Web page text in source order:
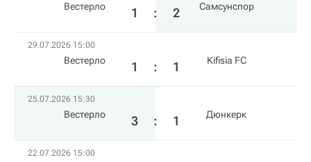
Вестерло 1 : 2 Самсунспор
29.07.2026 15:00
Вестерло 1 : 1 Kifisia FC
25.07.2026 15:30
Вестерло 3 : 1 Дюнкерк
22.07.2026 15:00